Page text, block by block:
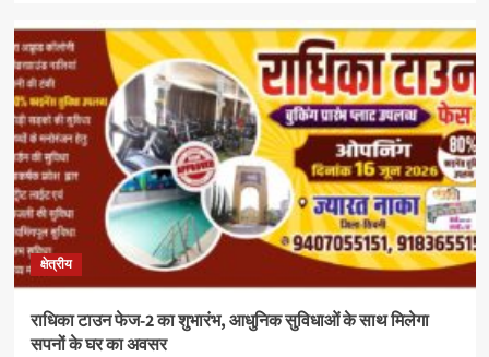
क्षेत्रीय
राधिका टाउन फेज-2 का शुभारंभ, आधुनिक सुविधाओं के साथ मिलेगा
सपनों के घर का अवसर